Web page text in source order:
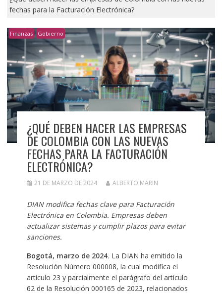
fechas para la Facturación Electrónica?
Finanzas Gobierno
¿QUÉ DEBEN HACER LAS EMPRESAS
DE COLOMBIA CON LAS NUEVAS
FECHAS PARA LA FACTURACIÓN
ELECTRÓNICA?
21 DE MARZO DE 2024 ALBERTO MARIN
DIAN modifica fechas clave para Facturación
Electrónica en Colombia. Empresas deben
actualizar sistemas y cumplir plazos para evitar
sanciones.
Bogotá, marzo de 2024. La DIAN ha emitido la
Resolución Número 000008, la cual modifica el
artículo 23 y parcialmente el parágrafo del artículo
62 de la Resolución 000165 de 2023, relacionados